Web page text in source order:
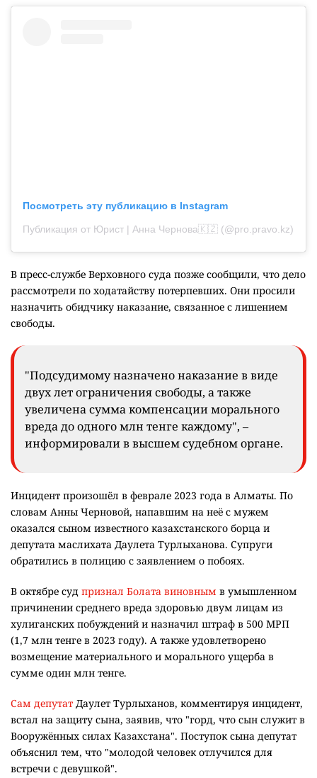
Посмотреть эту публикацию в Instagram
Публикация от Юрист | Анна Чернова🇰🇿 (@pro.pravo.kz)
В пресс-службе Верховного суда позже сообщили, что дело
рассмотрели по ходатайству потерпевших. Они просили
назначить обидчику наказание, связанное с лишением
свободы.
"Подсудимому назначено наказание в виде
двух лет ограничения свободы, а также
увеличена сумма компенсации морального
вреда до одного млн тенге каждому", –
информировали в высшем судебном органе.
Инцидент произошёл в феврале 2023 года в Алматы. По
словам Анны Черновой, напавшим на неё с мужем
оказался сыном известного казахстанского борца и
депутата маслихата Даулета Турлыханова. Супруги
обратились в полицию с заявлением о побоях.
В октябре суд признал Болата виновным в умышленном
причинении среднего вреда здоровью двум лицам из
хулиганских побуждений и назначил штраф в 500 МРП
(1,7 млн тенге в 2023 году). А также удовлетворено
возмещение материального и морального ущерба в
сумме один млн тенге.
Сам депутат Даулет Турлыханов, комментируя инцидент,
встал на защиту сына, заявив, что "горд, что сын служит в
Вооружённых силах Казахстана". Поступок сына депутат
объяснил тем, что "молодой человек отлучился для
встречи с девушкой".